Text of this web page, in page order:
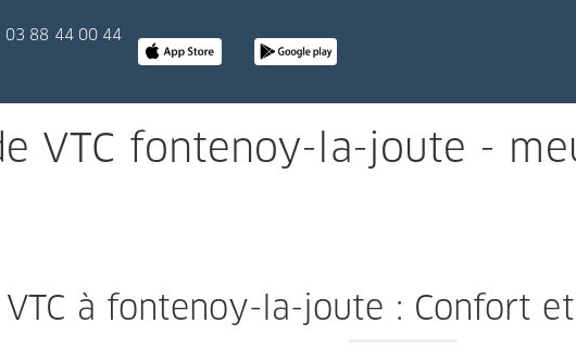
03 88 44 00 44
VTC fontenoy-la-joute -
à fontenoy-la-joute : Confort